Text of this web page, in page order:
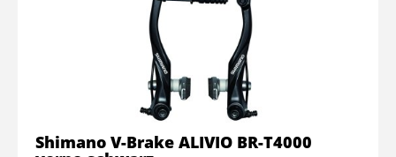
Shimano V-Brake ALIVIO BR-T4000